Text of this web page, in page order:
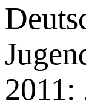
2011: